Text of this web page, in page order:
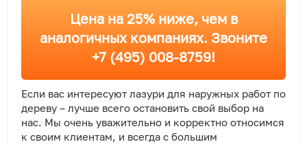
Цена на 25% ниже, чем в
аналогичных компаниях. Звоните
+7 (495) 008-8759!
Если вас интересуют лазури для наружных работ по
дереву – лучше всего остановить свой выбор на
нас. Мы очень уважительно и корректно относимся
к своим клиентам, и всегда с большим